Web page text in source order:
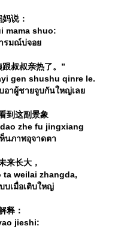
说：
mama shuo:
ารมณ์บ่จอ
叔叔亲热了。”
gen shushu qinre le.
อาผู้ชายจูบกันใหญ่เล
这副景象
zhe fu jingxiang
นภาพอุจาดตา
来长大，
weilai zhangda,
บเมื่อเติบใหญ่
释：
jieshi: